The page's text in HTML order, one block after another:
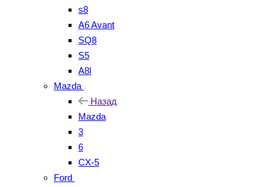
s8
A6 Avant
SQ8
S5
A8l
Mazda
Назад
Mazda
3
6
CX-5
Ford